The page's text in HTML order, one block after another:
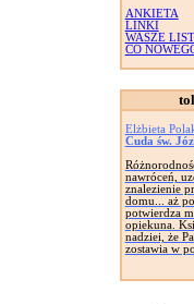
ANKIETA
LINKI
WASZE
CO
Elżbieta
Cuda św.
nawróceń,
znalezienie
domu... aż
potwierdza
opiekuna.
nadziei, że
zostawia w